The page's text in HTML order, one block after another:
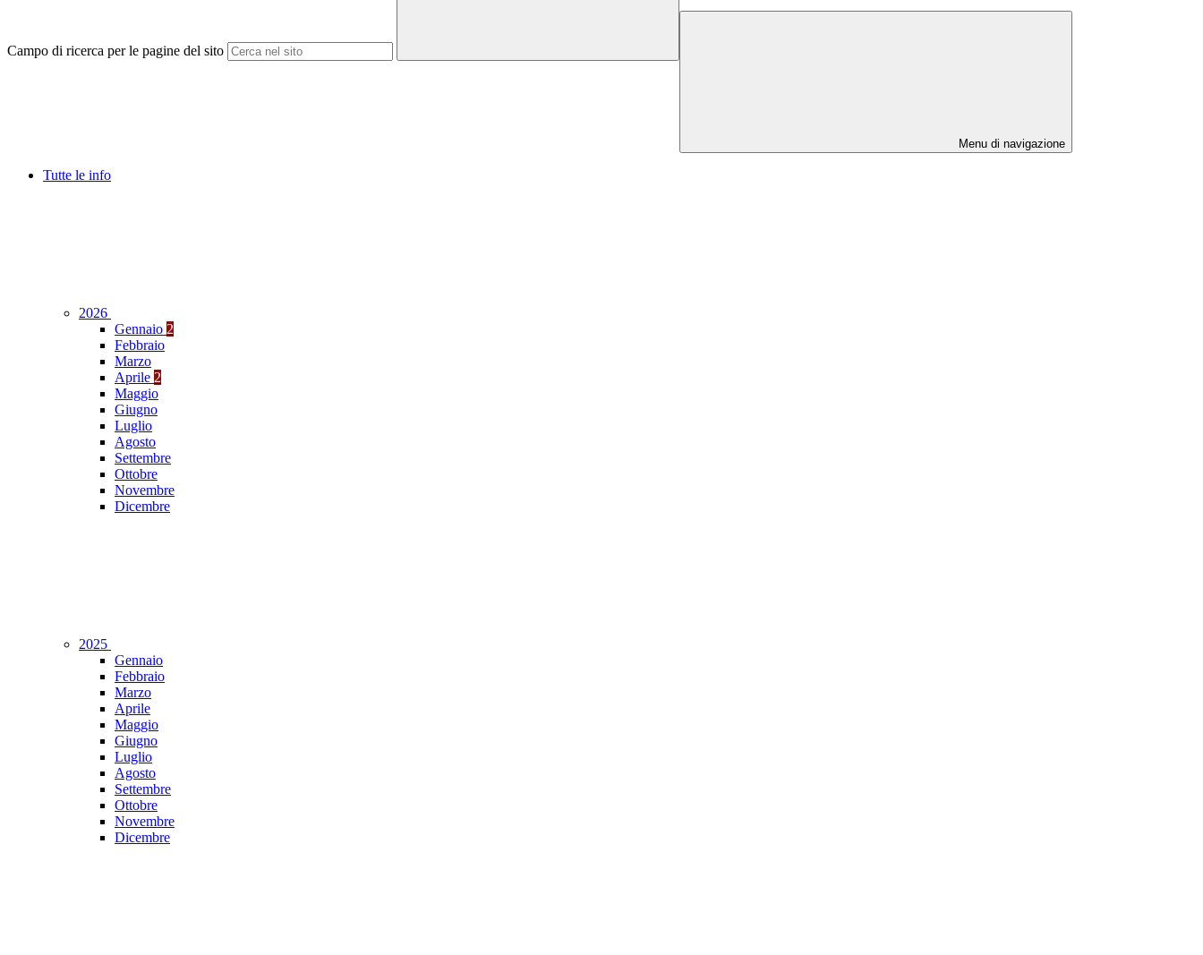
Campo di ricerca per le pagine del sito
Menu di navigazione
Tutte le info
2026
Gennaio 2
Febbraio
Marzo
Aprile 2
Maggio
Giugno
Luglio
Agosto
Settembre
Ottobre
Novembre
Dicembre
2025
Gennaio
Febbraio
Marzo
Aprile
Maggio
Giugno
Luglio
Agosto
Settembre
Ottobre
Novembre
Dicembre